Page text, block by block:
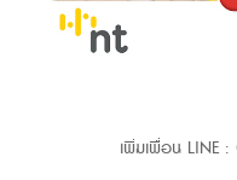
เพิ่มเพื่อน LINE